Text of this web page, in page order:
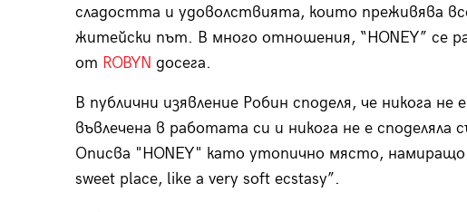
сладостта и удоволствията, които преживява
житейски път. В много отношения, “HONEY” се
от ROBYN досега.
В публични изявление Робин споделя, че никога
въвлечена в работата си и никога не е споделяла
Описва "HONEY" като утопично място, намиращо
sweet place, like a very soft ecstasy”.